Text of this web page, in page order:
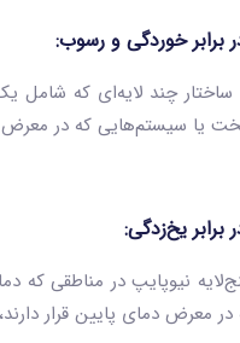
برابر خوردگی و رسوب:
ساختار چند لایه‌ای که شامل
یا سیستم‌هایی که در معرض
یخ‌زدگی:
نیوپایپ در مناطقی که
در معرض دمای پایین قرار